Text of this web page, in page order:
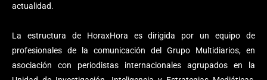
actualidad.
La estructura de HoraxHora es dirigida por un equipo de
profesionales de la comunicación del Grupo Multidiarios, en
asociación con periodistas internacionales agrupados en la